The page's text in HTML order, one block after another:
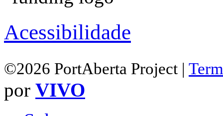
Acessibilidade
©2026 PortAberta Project |
por VIVO